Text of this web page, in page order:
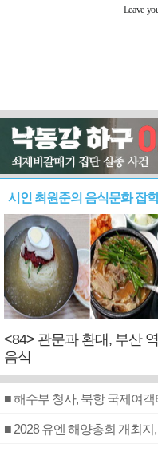
시인 최원준의 음식문화 잡
<84> 관문과 환대, 부산
음식
■ 해수부 청사, 북항 국제여
■ 2028 유엔 해양총회 개최지